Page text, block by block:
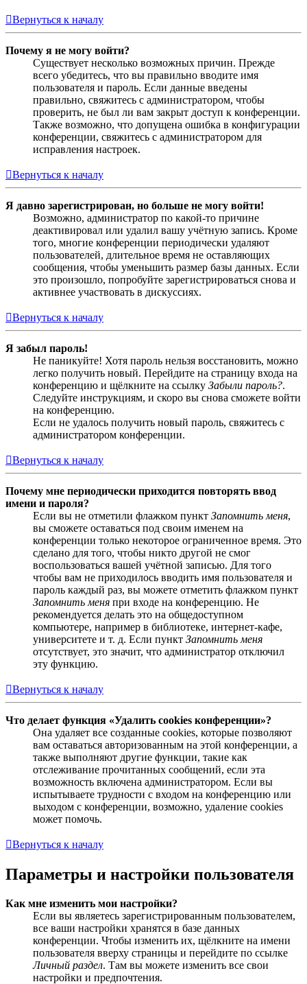
Вернуться к началу
Почему я не могу войти?
Существует несколько возможных причин. Прежде
всего убедитесь, что вы правильно вводите имя
пользователя и пароль. Если данные введены
правильно, свяжитесь с администратором, чтобы
проверить, не был ли вам закрыт доступ к конференции.
Также возможно, что допущена ошибка в конфигурации
конференции, свяжитесь с администратором для
исправления настроек.
Вернуться к началу
Я давно зарегистрирован, но больше не могу войти!
Возможно, администратор по какой-то причине
деактивировал или удалил вашу учётную запись. Кроме
того, многие конференции периодически удаляют
пользователей, длительное время не оставляющих
сообщения, чтобы уменьшить размер базы данных. Если
это произошло, попробуйте зарегистрироваться снова и
активнее участвовать в дискуссиях.
Вернуться к началу
Я забыл пароль!
Не паникуйте! Хотя пароль нельзя восстановить, можно
легко получить новый. Перейдите на страницу входа на
конференцию и щёлкните на ссылку Забыли пароль?.
Следуйте инструкциям, и скоро вы снова сможете войти
на конференцию.
Если не удалось получить новый пароль, свяжитесь с
администратором конференции.
Вернуться к началу
Почему мне периодически приходится повторять ввод
имени и пароля?
Если вы не отметили флажком пункт Запомнить меня,
вы сможете оставаться под своим именем на
конференции только некоторое ограниченное время. Это
сделано для того, чтобы никто другой не смог
воспользоваться вашей учётной записью. Для того
чтобы вам не приходилось вводить имя пользователя и
пароль каждый раз, вы можете отметить флажком пункт
Запомнить меня при входе на конференцию. Не
рекомендуется делать это на общедоступном
компьютере, например в библиотеке, интернет-кафе,
университете и т. д. Если пункт Запомнить меня
отсутствует, это значит, что администратор отключил
эту функцию.
Вернуться к началу
Что делает функция «Удалить cookies конференции»?
Она удаляет все созданные cookies, которые позволяют
вам оставаться авторизованным на этой конференции, а
также выполняют другие функции, такие как
отслеживание прочитанных сообщений, если эта
возможность включена администратором. Если вы
испытываете трудности с входом на конференцию или
выходом с конференции, возможно, удаление cookies
может помочь.
Вернуться к началу
Параметры и настройки пользователя
Как мне изменить мои настройки?
Если вы являетесь зарегистрированным пользователем,
все ваши настройки хранятся в базе данных
конференции. Чтобы изменить их, щёлкните на имени
пользователя вверху страницы и перейдите по ссылке
Личный раздел. Там вы можете изменить все свои
настройки и предпочтения.